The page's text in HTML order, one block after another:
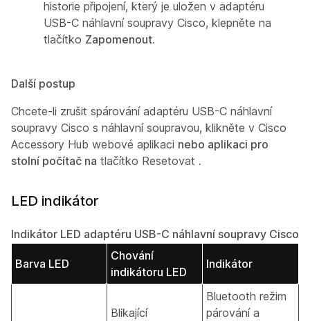
historie připojení, který je uložen v adaptéru
USB-C náhlavní soupravy Cisco, klepněte na
tlačítko Zapomenout.
Další postup
Chcete-li zrušit spárování adaptéru USB-C náhlavní
soupravy Cisco s náhlavní soupravou, klikněte v Cisco
Accessory Hub webové aplikaci nebo aplikaci pro
stolní počítač na tlačítko Resetovat .
LED indikátor
Indikátor LED adaptéru USB-C náhlavní soupravy Cisco
Barva LED
Chování
indikátoru LED
Indikátor
Blikající
Bluetooth režim
párování a